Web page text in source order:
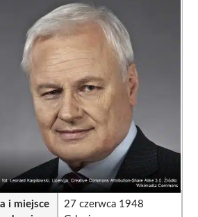
i miejsce
27 czerwca 1948